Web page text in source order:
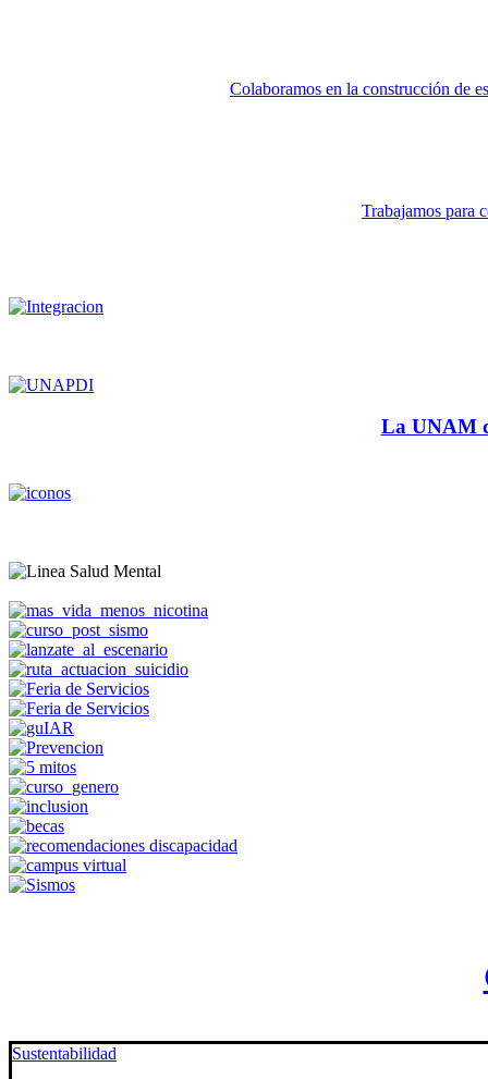
Colaboramos en la construcción de
Trabajamos para
La UNAM
Sustentabilidad